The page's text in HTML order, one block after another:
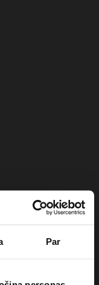
Par